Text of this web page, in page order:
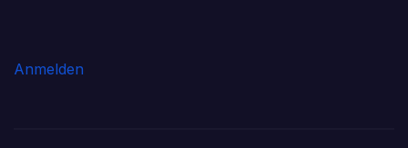
Anmelden